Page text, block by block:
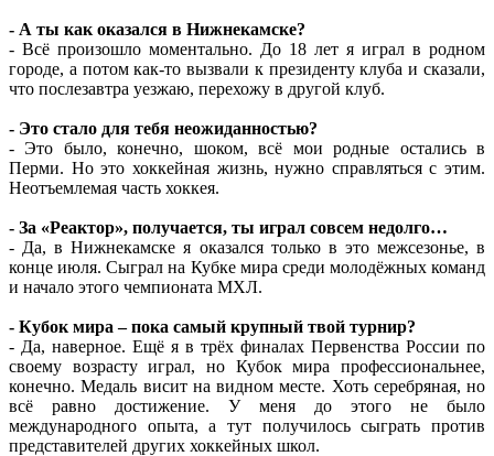
- А ты как оказался в Нижнекамске?
- Всё произошло моментально. До 18 лет я играл в родном
городе, а потом как-то вызвали к президенту клуба и сказали,
что послезавтра уезжаю, перехожу в другой клуб.
- Это стало для тебя неожиданностью?
- Это было, конечно, шоком, всё мои родные остались в
Перми. Но это хоккейная жизнь, нужно справляться с этим.
Неотъемлемая часть хоккея.
- За «Реактор», получается, ты играл совсем недолго…
- Да, в Нижнекамске я оказался только в это межсезонье, в
конце июля. Сыграл на Кубке мира среди молодёжных команд
и начало этого чемпионата МХЛ.
- Кубок мира – пока самый крупный твой турнир?
- Да, наверное. Ещё я в трёх финалах Первенства России по
своему возрасту играл, но Кубок мира профессиональнее,
конечно. Медаль висит на видном месте. Хоть серебряная, но
всё равно достижение. У меня до этого не было
международного опыта, а тут получилось сыграть против
представителей других хоккейных школ.